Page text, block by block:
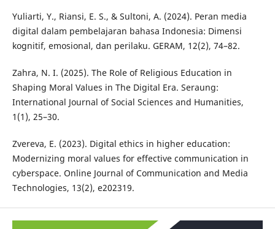
Yuliarti, Y., Riansi, E. S., & Sultoni, A. (2024). Peran media
digital dalam pembelajaran bahasa Indonesia: Dimensi
kognitif, emosional, dan perilaku. GERAM, 12(2), 74–82.
Zahra, N. I. (2025). The Role of Religious Education in
Shaping Moral Values in The Digital Era. Seraung:
International Journal of Social Sciences and Humanities,
1(1), 25–30.
Zvereva, E. (2023). Digital ethics in higher education:
Modernizing moral values for effective communication in
cyberspace. Online Journal of Communication and Media
Technologies, 13(2), e202319.